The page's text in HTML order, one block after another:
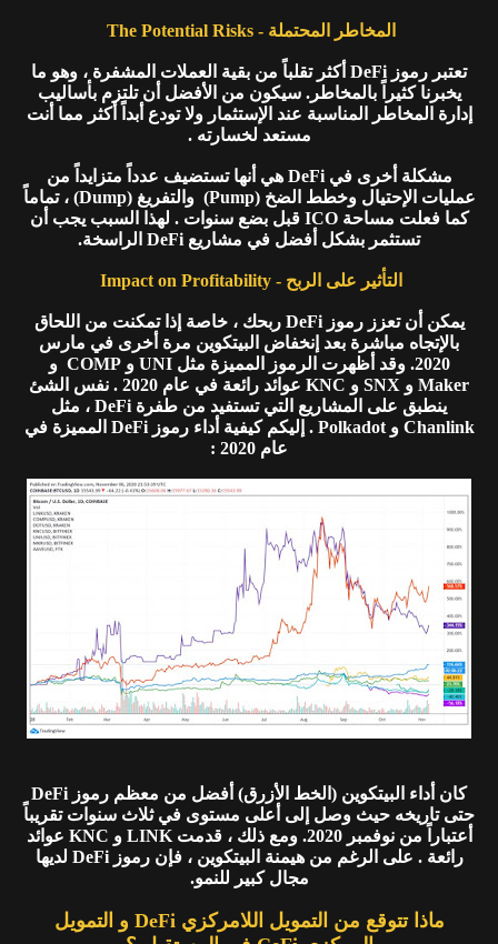
المخاطر المحتملة - The Potential Risks
تعتبر رموز DeFi أكثر تقلباً من بقية العملات المشفرة ، وهو ما
يخبرنا كثيراً بالمخاطر. سيكون من الأفضل أن تلتزم بأساليب
إدارة المخاطر المناسبة عند الإستثمار ولا تودع أبداً أكثر مما أنت
مستعد لخسارته .
مشكلة أخرى في DeFi هي أنها تستضيف عدداً متزايداً من
عمليات الإحتيال وخطط الضخ (Pump) والتفريغ (Dump) ، تماماً
كما فعلت مساحة ICO قبل بضع سنوات . لهذا السبب يجب أن
تستثمر بشكل أفضل في مشاريع DeFi الراسخة.
التأثير على الربح - Impact on Profitability
يمكن أن تعزز رموز DeFi ربحك ، خاصة إذا تمكنت من اللحاق
بالإتجاه مباشرة بعد إنخفاض البيتكوين مرة أخرى في مارس
2020. وقد أظهرت الرموز المميزة مثل UNI و COMP و
Maker و SNX و KNC عوائد رائعة في عام 2020 . نفس الشئ
ينطبق على المشاريع التي تستفيد من طفرة DeFi ، مثل
Chanlink و Polkadot . إليكم كيفية أداء رموز DeFi المميزة في
عام 2020 :
كان أداء البيتكوين (الخط الأزرق) أفضل من معظم رموز DeFi
حتى تاريخه حيث وصل إلى أعلى مستوى في ثلاث سنوات تقريباً
أعتباراً من نوفمبر 2020. ومع ذلك ، قدمت LINK و KNC عوائد
رائعة . على الرغم من هيمنة البيتكوين ، فإن رموز DeFi لديها
مجال كبير للنمو.
ماذا تتوقع من التمويل اللامركزي DeFi و التمويل